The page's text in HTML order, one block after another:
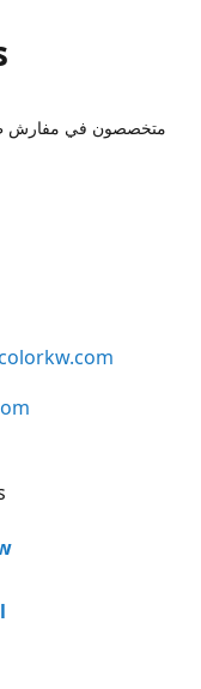
متخصصون في مفارش